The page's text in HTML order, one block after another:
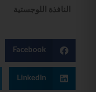
النافذة اللوجستية
Facebook
LinkedIn